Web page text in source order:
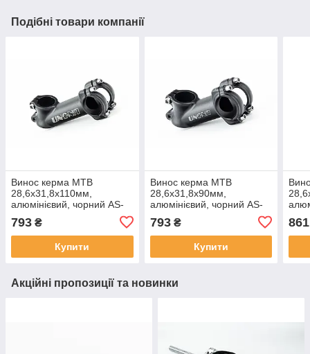
Подібні товари компанії
Винос керма MTB
28,6x31,8х110мм,
алюмінієвий, чорний AS-
021, ВЕЛОЗАПЧАСТИНИ,
SV-412460
793 ₴
Купити
Винос керма MTB
28,6x31,8х90мм,
алюмінієвий, чорний AS-
021, ВЕЛОЗАПЧАСТИНИ,
SV-412459
793₴
Купити
SV-
861
Акційні пропозиції та новинки